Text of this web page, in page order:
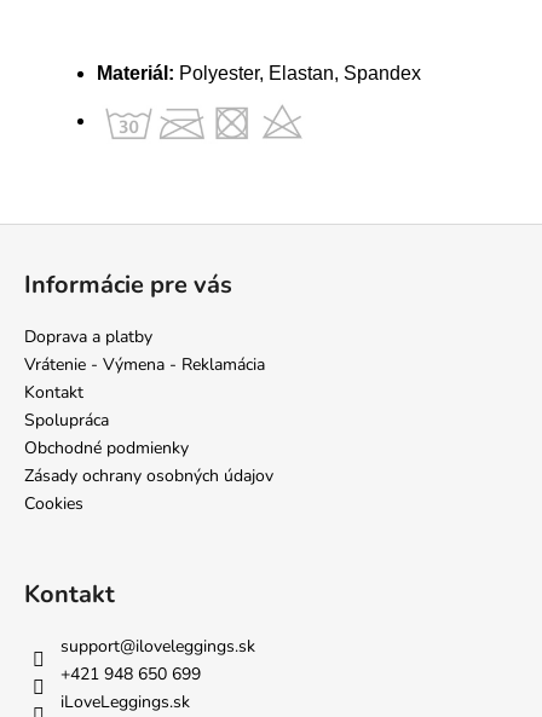
Materiál: Polyester, Elastan, Spandex
Informácie pre vás
Doprava a platby
Vrátenie - Výmena - Reklamácia
Kontakt
Spolupráca
Obchodné podmienky
Zásady ochrany osobných údajov
Cookies
Kontakt
support@iloveleggings.sk
+421 948 650 699
iLoveLeggings.sk